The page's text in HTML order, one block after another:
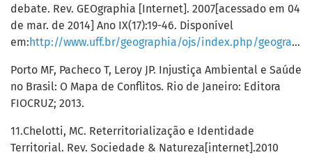
debate. Rev. GEOgraphia [Internet]. 2007[acessado em 04
de mar. de 2014] Ano IX(17):19-46. Disponível
em: http://www.uff.br/geographia/ojs/index.php/geographia/article/view/213/205
Porto MF, Pacheco T, Leroy JP. Injustiça Ambiental e Saúde
no Brasil: O Mapa de Conflitos. Rio de Janeiro: Editora
FIOCRUZ; 2013.
11.Chelotti, MC. Reterritorialização e Identidade
Territorial. Rev. Sociedade & Natureza[internet].2010